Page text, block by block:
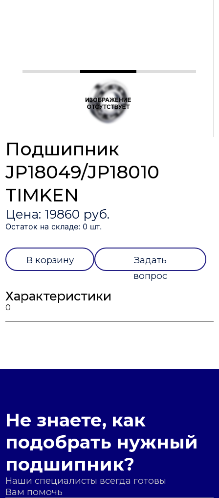
Подшипник
JP18049/JP18010
TIMKEN
Цена: 19860 руб.
Остаток на складе: 0 шт.
В корзину
Задать
вопрос
Характеристики
0
Не знаете, как
подобрать нужный
подшипник?
Наши специалисты всегда готовы
Вам помочь